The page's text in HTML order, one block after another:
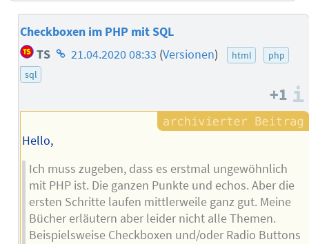
Checkboxen im PHP mit SQL
TS Homepage
21.04.2020 08:33 (Versionen) html
php
sql
+1
Hello,
Ich muss zugeben, dass es erstmal ungewöhnlich
mit PHP ist. Die ganzen Punkte und echos. Aber die
ersten Schritte laufen mittlerweile ganz gut. Meine
Bücher erläutern aber leider nicht alle Themen.
Beispielsweise Checkboxen und/oder Radio Buttons